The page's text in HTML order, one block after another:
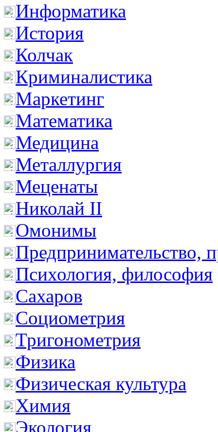
Информатика
История
Колчак
Криминалистика
Маркетинг
Математика
Медицина
Металлургия
Меценаты
Николай II
Омонимы
Предпринимательство,
Психология, философия
Сахаров
Социометрия
Тригонометрия
Физика
Физическая культура
Химия
Экология